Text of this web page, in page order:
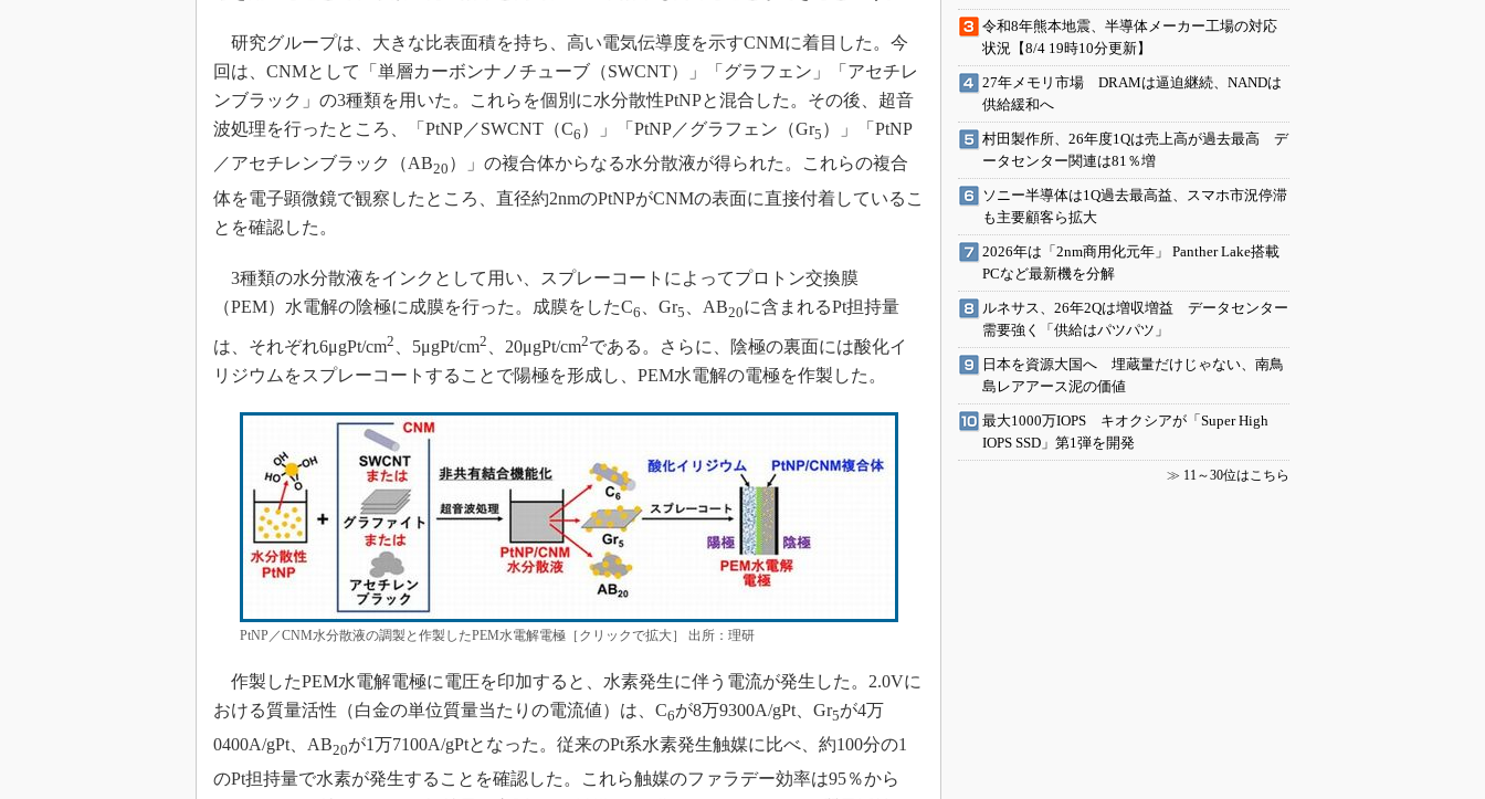
「英語に愛されないエンジニア」の
ための新行動論
研究グループは、大きな比表面積を持ち、高い電気伝導度を示すCNMに着目した。今
回は、CNMとして「単層カーボンナノチューブ（SWCNT）」「グラフェン」「アセチレ
ンブラック」の3種類を用いた。これらを個別に水分散性PtNPと混合した。その後、超音
波処理を行ったところ、「PtNP／SWCNT（C6 ）」「PtNP／グラフェン（Gr5 ）」「PtNP
／アセチレンブラック（AB20 ）」の複合体からなる水分散液が得られた。これらの複合
体を電子顕微鏡で観察したところ、直径約2nmのPtNPがCNMの表面に直接付着しているこ
とを確認した。
3種類の水分散液をインクとして用い、スプレーコートによってプロトン交換膜
（PEM）水電解の陰極に成膜を行った。成膜をしたC6 、Gr5 、AB20に含まれるPt担持量
は、それぞれ6μgPt/cm2 、5μgPt/cm2 、20μgPt/cm2である。さらに、陰極の裏面には酸化イ
リジウムをスプレーコートすることで陽極を形成し、PEM水電解の電極を作製した。
PtNP／CNM水分散液の調製と作製したPEM水電解電極［クリックで拡大］ 出所：理研
作製したPEM水電解電極に電圧を印加すると、水素発生に伴う電流が発生した。2.0Vに
おける質量活性（白金の単位質量当たりの電流値）は、C6が8万9300A/gPt、Gr5が4万
0400A/gPt、AB20が1万7100A/gPtとなった。従来のPt系水素発生触媒に比べ、約100分の1
のPt担持量で水素が発生することを確認した。これら触媒のファラデー効率は95％から
令和8年熊本地震、半導体メーカー工場の対応
状況【8/4 19時10分更新】
27年メモリ市場 DRAMは逼迫継続、NANDは
供給緩和へ
村田製作所、26年度1Qは売上高が過去最高 デ
ータセンター関連は81％増
ソニー半導体は1Q過去最高益、スマホ市況停滞
も主要顧客ら拡大
2026年は「2nm商用化元年」 Panther Lake搭載
PCなど最新機を分解
ルネサス、26年2Qは増収増益 データセンター
需要強く「供給はパツパツ」
日本を資源大国へ 埋蔵量だけじゃない、南鳥
島レアアース泥の価値
最大1000万IOPS キオクシアが「Super High
IOPS SSD」第1弾を開発
≫ 11～30位はこちら